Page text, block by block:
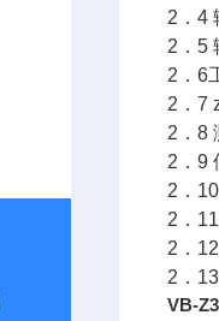
2．4
2．5
2．6
2．7
2．8
2．9
2．
2．
2．
2．
VB-